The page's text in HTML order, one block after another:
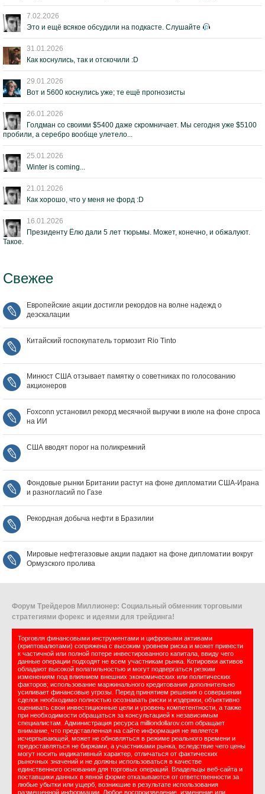
7.02.2026
Это и ещё всякое обсудили на подкасте. Слушайте
31.01.2026
Как коснулись, так и отскочили :D
29.01.2026
Вот и 5600 коснулись уже; те ещё прогнозисты
26.01.2026
Голдман со своими $5400 даже скромничает. Мы сегодня уже $5100
пробили, а серебро вообще улетело...
25.01.2026
Winter is coming...
21.01.2026
Как хорошо, что у меня не форд :D
16.01.2026
Президенту Ёлю дали 5 лет тюрьмы. Может, конечно, и обжалуют.
Такое.
Свежее
Европейские акции достигли рекордов на волне надежд о
деэскалации
Китайский госпокупатель тормозит Rio Tinto
Минюст США отзывает памятку о советниках по голосованию
акционеров
Foxconn установил рекорд месячной выручки в июле на фоне спроса
на ИИ
США вводят порог на поликремний
Фондовые рынки Британии растут на фоне дипломатии США‑Ирана
и разногласий по Газе
Рекордная добыча нефти в Бразилии
Мировые нефтегазовые акции падают на фоне дипломатии вокруг
Ормузского пролива
Форум Трейдеров Миллионер: Социальный обменник торговыми
стратегиями форекс и идеями для трейдинга!
Торговля финансовыми инструментами и цифровыми активами
(криптовалютами) сопряжена с высоким уровнем риска и может привести
к частичной или полной потере инвестированного капитала, ввиду чего
данные операции подходят не всем участникам рынка. Котировки активов
обладают высокой волатильностью и могут подвергаться резким
изменениям под влиянием внешних экономических или политических
факторов; использование маржинального кредитования дополнительно
усиливает финансовые угрозы. Перед принятием решения о совершении
сделок необходимо полностью осознавать риски и издержки, объективно
оценивать свои инвестиционные цели и уровень компетентности, а также
при необходимости обращаться за консультацией к независимым
специалистам. Администрация ресурса milliondollarov.com обращает
внимание, что представленная на сайте информация не является
исчерпывающей, может не обновляться в режиме реального времени и
предоставляться не биржами, а участниками рынка, вследствие чего цены
могут носить индикативный характер, отличаться от фактических
рыночных значений и не должны использоваться в качестве
единственного основания для торговых операций. Владельцы веб-сайта и
поставщики данных в явной форме отказываются от ответственности за
любые убытки или ущерб, возникшие в результате использования
размещенной информации. Любое воспроизведение, изменение или